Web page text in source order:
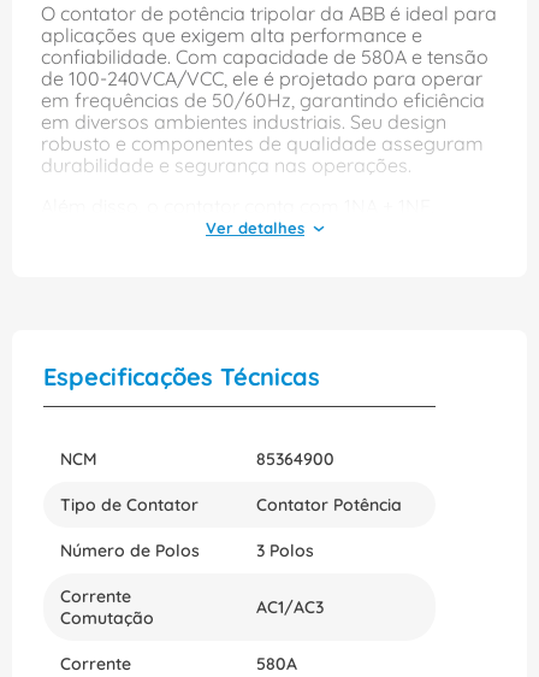
O contator de potência tripolar da ABB é ideal para
aplicações que exigem alta performance e
confiabilidade. Com capacidade de 580A e tensão
de 100-240VCA/VCC, ele é projetado para operar
em frequências de 50/60Hz, garantindo eficiência
em diversos ambientes industriais. Seu design
robusto e componentes de qualidade asseguram
durabilidade e segurança nas operações.
permitindo uma versatilidade maior nas
Especificações Técnicas
NCM 85364900
Tipo de Contator Contator Potência
Número de Polos 3 Polos
Corrente
Comutação
AC1/AC3
Corrente 580A